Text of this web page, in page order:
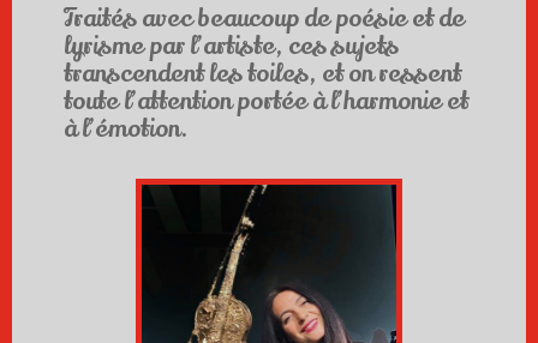
Traités avec beaucoup de poésie et de
lyrisme par l’artiste, ces sujets
transcendent les toiles, et on ressent
toute l’attention portée à l’harmonie et
à l’émotion.